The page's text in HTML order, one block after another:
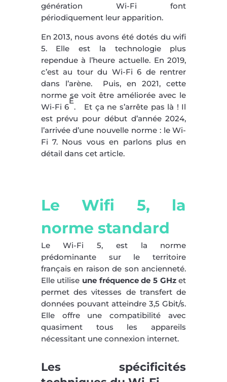
génération Wi-Fi font
périodiquement leur apparition.
En 2013, nous avons été dotés du wifi
5. Elle est la technologie plus
rependue à l’heure actuelle. En 2019,
c’est au tour du Wi-Fi 6 de rentrer
dans l’arène. Puis, en 2021, cette
norme se voit être améliorée avec le
Wi-Fi 6
E
. Et ça ne s’arrête pas là ! Il
est prévu pour début d’année 2024,
l’arrivée d’une nouvelle norme : le Wi-
Fi 7. Nous vous en parlons plus en
détail dans cet article.
Le Wifi 5, la
norme standard
Le Wi-Fi 5, est la norme
prédominante sur le territoire
français en raison de son ancienneté.
Elle utilise une fréquence de 5 GHzet
permet des vitesses de transfert de
données pouvant atteindre 3,5 Gbit/s.
Elle offre une compatibilité avec
quasiment tous les appareils
nécessitant une connexion internet.
Les spécificités